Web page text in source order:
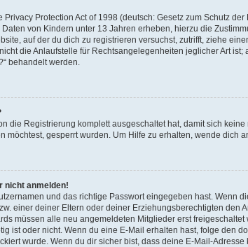
Privacy Protection Act of 1998 (deutsch: Gesetz zum Schutz
von Kindern unter 13 Jahren erheben, hierzu die
auf der du dich zu registrieren versuchst, zutrifft, ziehe
die Anlaufstelle für Rechtsangelegenheiten jeglicher Art
behandelt werden.
die Registrierung komplett ausgeschaltet hat, damit sich
möchtest, gesperrt wurden. Um Hilfe zu erhalten, wende dich
nicht anmelden!
und das richtige Passwort eingegeben hast. Wenn
einer deiner Eltern oder deiner Erziehungsberechtigten
müssen alle neu angemeldeten Mitglieder erst
ist oder nicht. Wenn du eine E-Mail erhalten hast, folge den
wurde. Wenn du dir sicher bist, dass deine E-Mail-